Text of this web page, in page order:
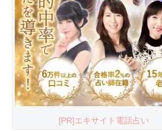
[PR]エキサイト電話占い